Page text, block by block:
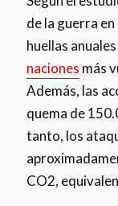
de la guerra
huellas
naciones más
Además, las
quema de
tanto, los
CO2,